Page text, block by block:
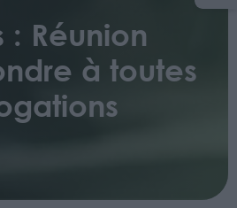
: Réunion
à toutes